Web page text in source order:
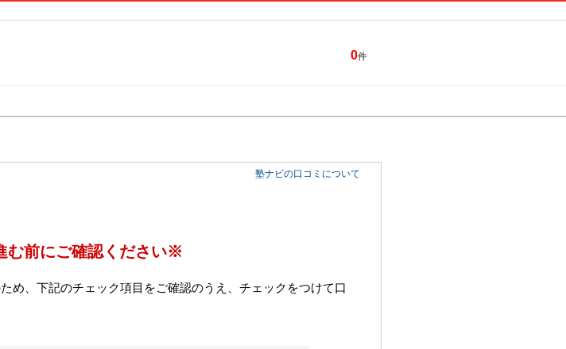
0件
塾ナビの口コミについて
む前にご確認ください※
め、下記のチェック項目をご確認のうえ、チェックをつけて口